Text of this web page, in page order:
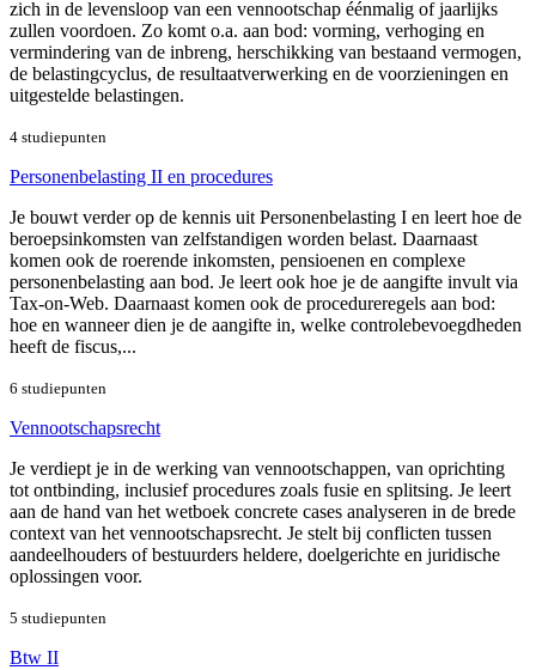
zich in de levensloop van een vennootschap éénmalig of jaarlijks
zullen voordoen. Zo komt o.a. aan bod: vorming, verhoging en
vermindering van de inbreng, herschikking van bestaand vermogen,
de belastingcyclus, de resultaatverwerking en de voorzieningen en
uitgestelde belastingen.
4 studiepunten
Personenbelasting II en procedures
Je bouwt verder op de kennis uit Personenbelasting I en leert hoe de
beroepsinkomsten van zelfstandigen worden belast. Daarnaast
komen ook de roerende inkomsten, pensioenen en complexe
personenbelasting aan bod. Je leert ook hoe je de aangifte invult via
Tax-on-Web. Daarnaast komen ook de procedureregels aan bod:
hoe en wanneer dien je de aangifte in, welke controlebevoegdheden
heeft de fiscus,...
6 studiepunten
Vennootschapsrecht
Je verdiept je in de werking van vennootschappen, van oprichting
tot ontbinding, inclusief procedures zoals fusie en splitsing. Je leert
aan de hand van het wetboek concrete cases analyseren in de brede
context van het vennootschapsrecht. Je stelt bij conflicten tussen
aandeelhouders of bestuurders heldere, doelgerichte en juridische
oplossingen voor.
5 studiepunten
Btw II